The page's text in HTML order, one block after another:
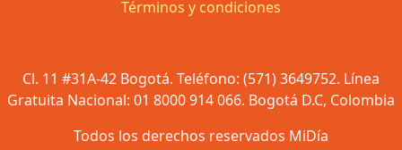
Términos y condiciones
Cl. 11 #31A-42 Bogotá. Teléfono: (571) 3649752. Línea
Gratuita Nacional: 01 8000 914 066. Bogotá D.C, Colombia
Todos los derechos reservados MiDía